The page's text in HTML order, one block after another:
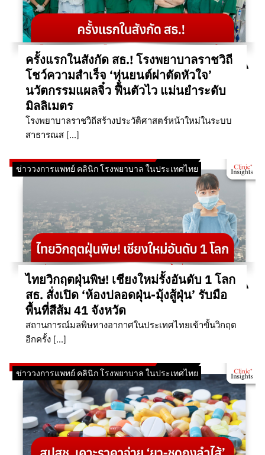
ครั้งแรกในสังกัด สธ.! โรงพยาบาลราชวิถี
โชว์ความสำเร็จ ‘หุ่นยนต์ผ่าตัดหัวใจ’
นวัตกรรมแผลจิ๋ว ฟื้นตัวไว แม่นยำระดับ
มิลลิเมตร
โรงพยาบาลราชวิถีสร้างประวัติศาสตร์หน้าใหม่ในระบบ
สาธารณส […]
ข่าววงการแพทย์ คลินิก โรงพยาบาล ในประเทศไทย
ไทยวิกฤตฝุ่นพิษ! เชียงใหม่รั้งอันดับ 1 โลก
สธ. สั่งเปิด ‘ห้องปลอดฝุ่น-มุ้งสู้ฝุ่น’ รับมือ
พื้นที่สีส้ม 41 จังหวัด
สถานการณ์มลพิษทางอากาศในประเทศไทยเข้าขั้นวิกฤต
อีกครั้ง […]
ข่าววงการแพทย์ คลินิก โรงพยาบาล ในประเทศไทย